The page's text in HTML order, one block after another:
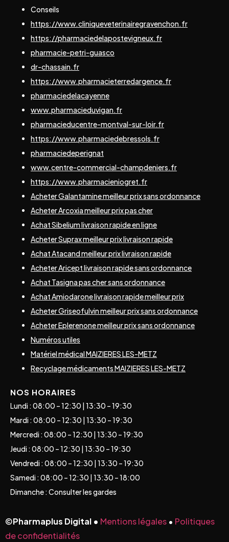
Conseils
https://www.cliniqueveterinairegravenchon.fr
https://pharmaciedelapostevigneux.fr
pharmacie-petri-guasco
dr-chassain.fr
https://www.pharmacieterredargence.fr
pharmaciedelacayenne
www.pharmacieduvigan.fr
pharmacieducentre-montval-sur-loir.fr
https://www.pharmaciedebressols.fr
pharmaciedeperignat
www.centre-commercial-champdeniers.fr
https://www.pharmacieniogret.fr
Acheter Galantamine meilleur prix sans ordonnance
Acheter Arcoxia meilleur prix pas cher
Achat Sibelium livraison rapide en ligne
Acheter Suprax meilleur prix livraison rapide
Achat Atacand meilleur prix livraison rapide
Acheter Aricept livraison rapide sans ordonnance
Achat Tasigna pas cher sans ordonnance
Achat Amiodarone livraison rapide meilleur prix
Acheter Griseofulvin meilleur prix sans ordonnance
Acheter Eplerenone meilleur prix sans ordonnance
Numéros utiles
Matériel médical MAIZIERES LES-METZ
Recyclage médicaments MAIZIERES LES-METZ
NOS HORAIRES
Lundi : 08:00 – 12:30 | 13:30 – 19:30
Mardi : 08:00 – 12:30 | 13:30 – 19:30
Mercredi : 08:00 – 12:30 | 13:30 – 19:30
Jeudi : 08:00 – 12:30 | 13:30 – 19:30
Vendredi : 08:00 – 12:30 | 13:30 – 19:30
Samedi : 08:00 – 12:30 | 13:30 – 18:00
Dimanche : Consulter les gardes
©Pharmaplus Digital • Mentions légales • Politiques
de confidentialités